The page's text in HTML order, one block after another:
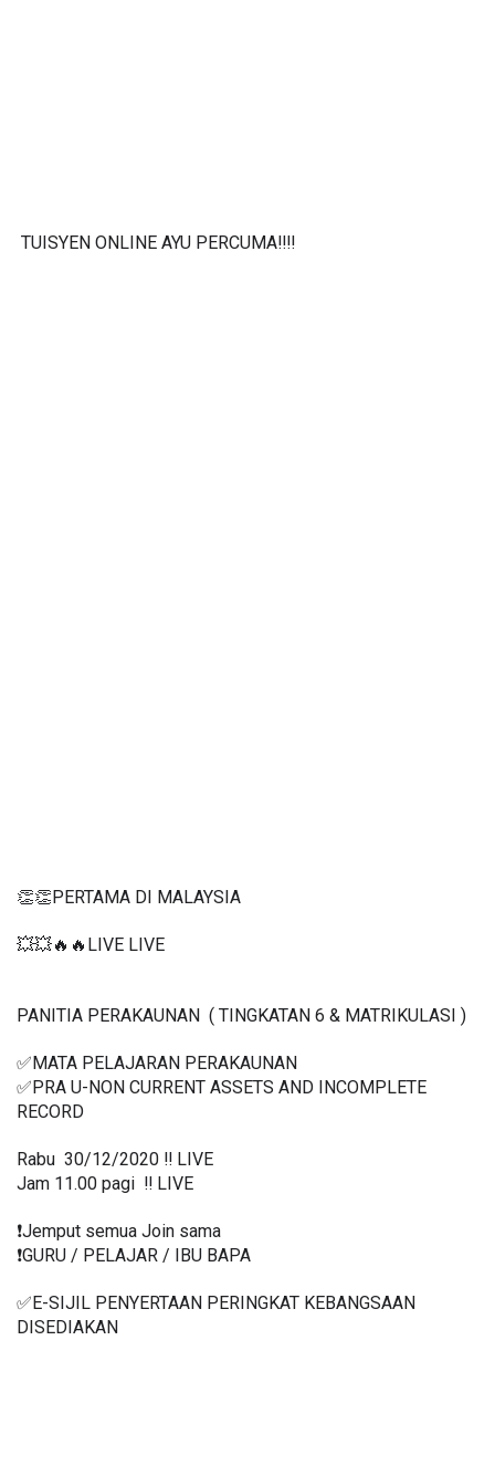
TUISYEN ONLINE AYU PERCUMA‼️‼️
👏👏PERTAMA DI MALAYSIA
💥💥🔥🔥LIVE LIVE
PANITIA PERAKAUNAN  ( TINGKATAN 6 & MATRIKULASI )
✅MATA PELAJARAN PERAKAUNAN
✅PRA U-NON CURRENT ASSETS AND INCOMPLETE
RECORD
Rabu  30/12/2020 ‼️ LIVE
Jam 11.00 pagi  ‼️ LIVE
❗️Jemput semua Join sama
❗️GURU / PELAJAR / IBU BAPA
✅E-SIJIL PENYERTAAN PERINGKAT KEBANGSAAN
DISEDIAKAN